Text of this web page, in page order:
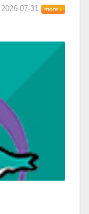
2026-07-31